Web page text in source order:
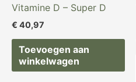
Vitamine D – Super D
€ 40,97
Toevoegen aan
winkelwagen